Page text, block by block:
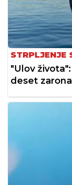
STRPLJENJE
"Ulov
deset